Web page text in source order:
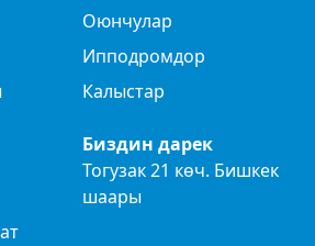
Оюнчулар
Ипподромдор
Калыстар
Биздин дарек
Тогузак 21 көч. Бишкек
шаары